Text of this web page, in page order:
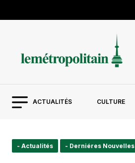
ACTUALITÉS CULTURE
- Actualités - Derniéres Nouvelles